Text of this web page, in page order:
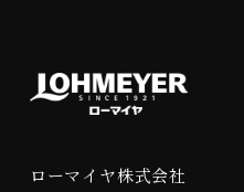
ローマイヤ株式会社